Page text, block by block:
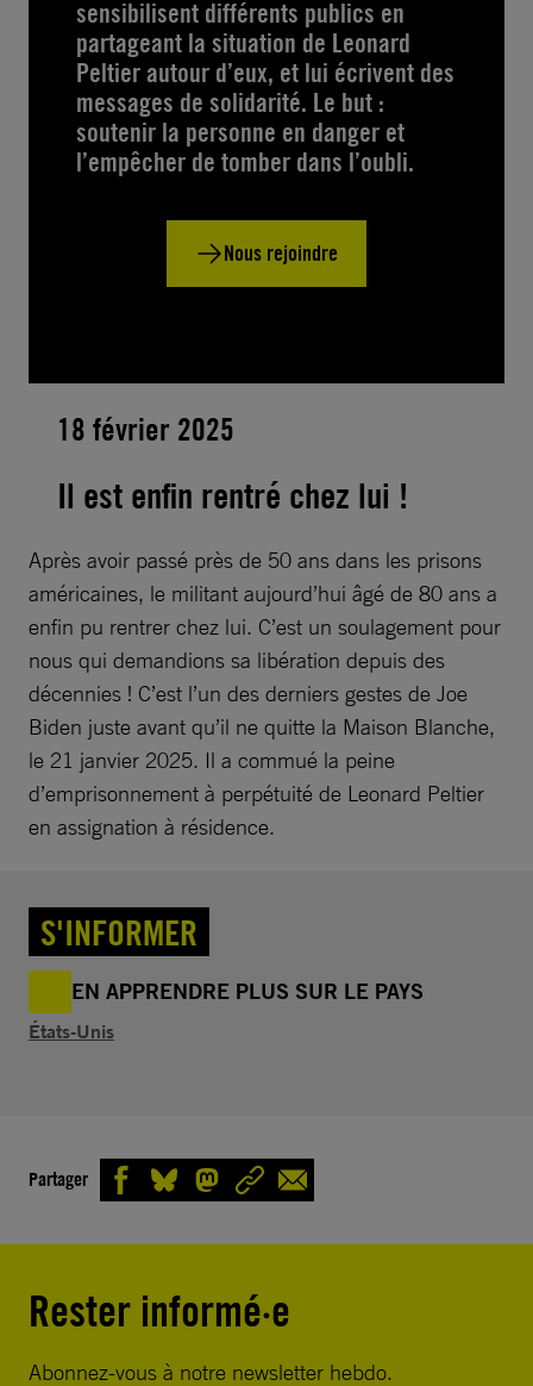
sensibilisent différents publics en
partageant la situation de Leonard
Peltier autour d’eux, et lui écrivent des
messages de solidarité. Le but :
soutenir la personne en danger et
l’empêcher de tomber dans l’oubli.
Nous rejoindre
18 février 2025
Il est enfin rentré chez lui !
Après avoir passé près de 50 ans dans les prisons
américaines, le militant aujourd’hui âgé de 80 ans a
enfin pu rentrer chez lui. C’est un soulagement pour
nous qui demandions sa libération depuis des
décennies ! C’est l’un des derniers gestes de Joe
Biden juste avant qu’il ne quitte la Maison Blanche,
le 21 janvier 2025. Il a commué la peine
d’emprisonnement à perpétuité de Leonard Peltier
en assignation à résidence.
S'INFORMER
EN APPRENDRE PLUS SUR LE PAYS
États-Unis
Partager
Rester informé·e
Abonnez-vous à notre newsletter hebdo.